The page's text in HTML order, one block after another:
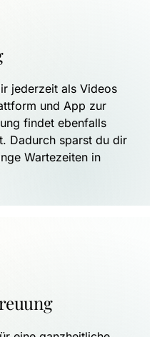
jederzeit als Videos
und App zur
findet ebenfalls
Dadurch sparst du dir
Wartezeiten in